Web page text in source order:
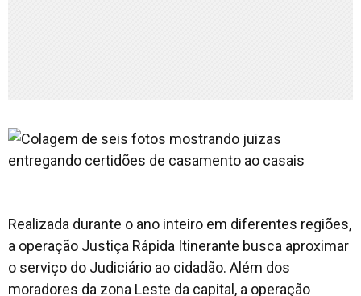
Realizada durante o ano inteiro em diferentes regiões,
a operação Justiça Rápida Itinerante busca aproximar
o serviço do Judiciário ao cidadão. Além dos
moradores da zona Leste da capital, a operação